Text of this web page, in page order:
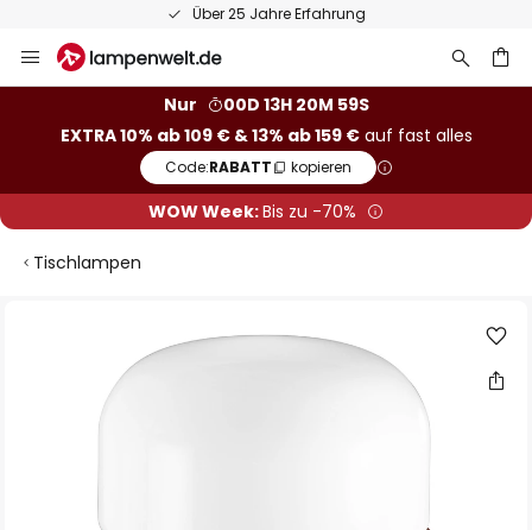
Über 25 Jahre Erfahrung
Inhalt
Nur
00D 13H 20M 58S
EXTRA 10% ab 109 € & 13% ab 159 €auf fast alles
Code:RABATT kopieren
WOW Week:Bis zu -70%
Tischlampen